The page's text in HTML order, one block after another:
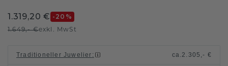
1.319,20 € -20 %
1.649,- €exkl. MwSt
Traditioneller Juwelier : ca.2.305,- €